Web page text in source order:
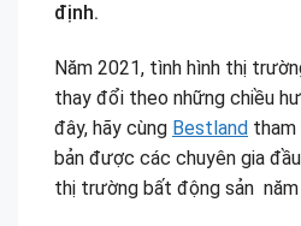
định.
Năm 2021, tình hình thị
thay đổi theo những chiều
đây, hãy cùng Bestland tham
bản được các chuyên gia
thị trường bất động sản